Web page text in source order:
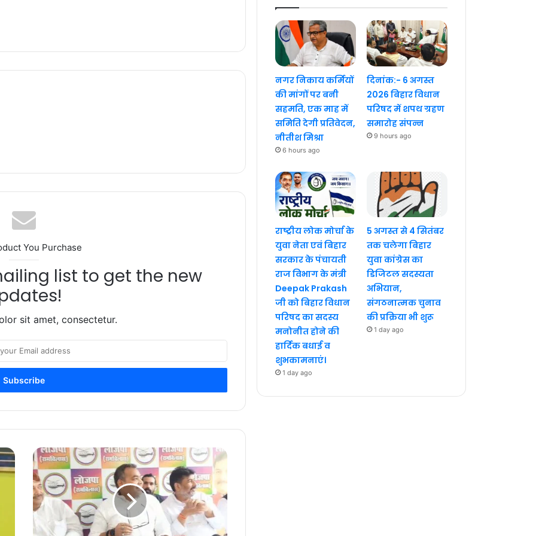
You Purchase
list to get the new
sit amet, consectetur.
नगर निकाय कर्मियों
की मांगों पर बनी
सहमति, एक माह में
समिति देगी प्रतिवेदन,
नीतीश मिश्रा
6 hours ago
दिनांक:- 6 अगस्त
2026 बिहार विधान
परिषद में शपथ ग्रहण
समारोह संपन्न
9 hours ago
राष्ट्रीय लोक मोर्चा के
युवा नेता एवं बिहार
सरकार के पंचायती
राज विभाग के मंत्री
Deepak Prakash
जी को बिहार विधान
परिषद का सदस्य
मनोनीत होने की
हार्दिक बधाई व
शुभकामनाएं।
1 day ago
5 अगस्त से 4 सितंबर
तक चलेगा बिहार
युवा कांग्रेस का
डिजिटल सदस्यता
अभियान,
संगठनात्मक चुनाव
की प्रक्रिया भी शुरू
1 day ago